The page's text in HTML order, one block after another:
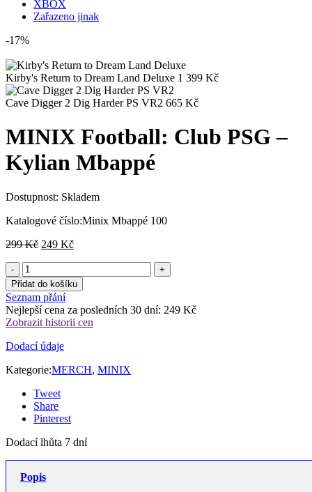
XBOX
Zařazeno jinak
-17%
Kirby's Return to Dream Land Deluxe 1 399 Kč
Cave Digger 2 Dig Harder PS VR2 665 Kč
MINIX Football: Club PSG –
Kylian Mbappé
Dostupnost: Skladem
Katalogové číslo:Minix Mbappé 100
299Kč Původní
299 Kč.
249 KčAktuální
249 Kč.
Přidat do košíku
Seznam přání
Nejlepší cena za posledních 30 dní: 249 Kč
Zobrazit historii cen
Dodací údaje
Kategorie:MERCH, MINIX
Tweet
Share
Pinterest
Dodací lhůta 7 dní
Popis